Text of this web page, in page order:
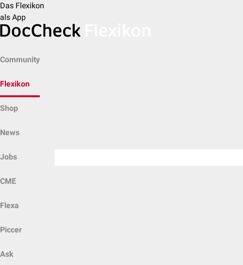
Das Flexikon
als App
Community
Flexikon
Shop
News
Jobs
CME
Flexa
Piccer
Ask